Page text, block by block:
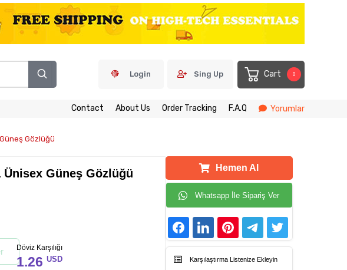
Login Sing Up Cart 0
Contact About Us Order Tracking F.A.Q Yorumlar
Gözlüğü
Güneş Gözlüğü
Döviz Karşılığı
1.26 USD
Hemen Al
Whatsapp İle Sipariş Ver
Karşılaştırma Listenize Ekleyin